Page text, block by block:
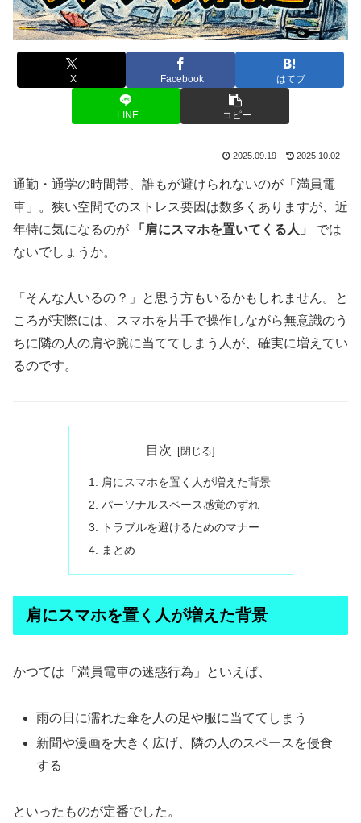
X Facebook はてブ
LINE コピー
2025.09.19 2025.10.02
通勤・通学の時間帯、誰もが避けられないのが「満員電
車」。狭い空間でのストレス要因は数多くありますが、近
年特に気になるのが
「肩にスマホを置いてくる人」
では
ないでしょうか。
「そんな人いるの？」と思う方もいるかもしれません。と
ころが実際には、スマホを片手で操作しながら無意識のう
ちに隣の人の肩や腕に当ててしまう人が、確実に増えてい
るのです。
目次
肩にスマホを置く人が増えた背景
パーソナルスペース感覚のずれ
トラブルを避けるためのマナー
まとめ
肩にスマホを置く人が増えた背景
かつては「満員電車の迷惑行為」といえば、
雨の日に濡れた傘を人の足や服に当ててしまう
新聞や漫画を大きく広げ、隣の人のスペースを侵食
する
といったものが定番でした。